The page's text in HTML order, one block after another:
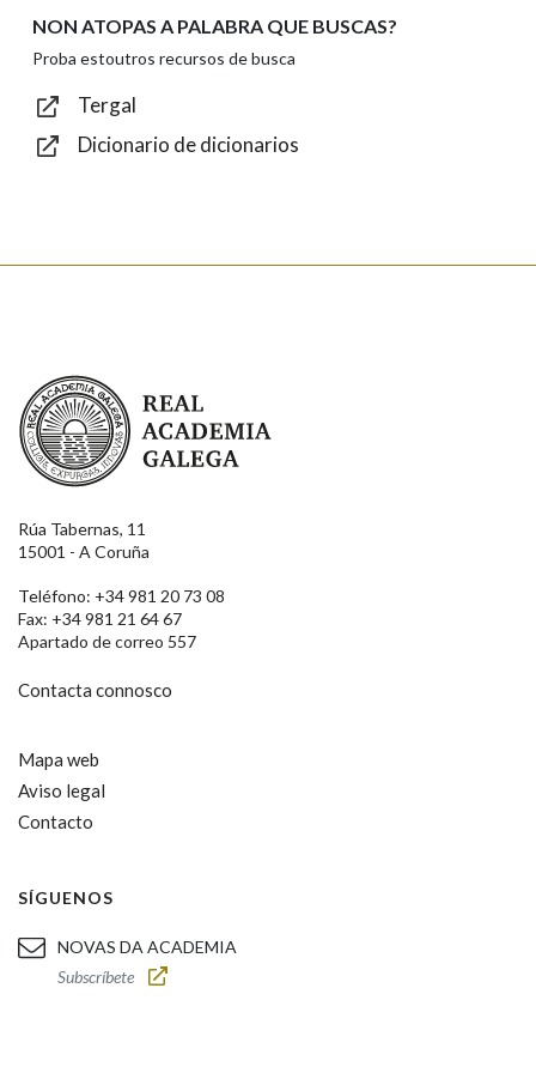
Texto de verificación
NON ATOPAS A PALABRA QUE BUSCAS?
Proba estoutros recursos de busca
Tergal
Dicionario de dicionarios
Real Academia Galega
Rúa Tabernas, 11
15001 - A Coruña
Teléfono: +34 981 20 73 08
Fax: +34 981 21 64 67
Apartado de correo 557
Contacta connosco
Mapa web
Aviso legal
Contacto
SÍGUENOS
NOVAS DA ACADEMIA
Subscríbete